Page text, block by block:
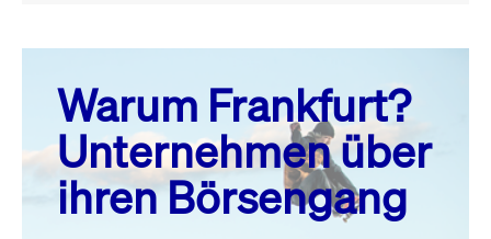
August 26
MO. DI. MI. DO. FR. SA. SO.
1
2
3
4 5 6 7 8
Warum Frankfurt?
Unternehmen über
ihren Börsengang